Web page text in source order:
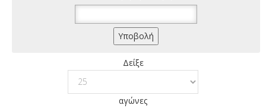
Δείξε
αγώνες